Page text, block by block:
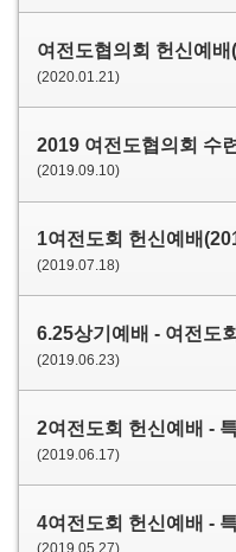
여전도협의회 헌신예
(2020.01.21)
2019 여전도협의회 수
(2019.09.10)
1여전도회 헌신예배
(2019.07.18)
6.25상기예배 - 여전도
(2019.06.23)
2여전도회 헌신예배 -
(2019.06.17)
4여전도회 헌신예배 -